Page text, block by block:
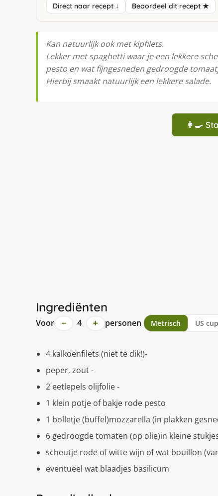
Direct naar recept ↓ Beoordeel dit recept ★
Kan natuurlijk ook met kipfilets.
Lekker met spaghetti waar je een lekkere
pesto en wat fijngesneden gedroogde
Hierbij smaakt natuurlijk een lekkere salade.
👩‍🍳
Ingrediënten
Voor − 4 + personen Metrisch US
4 kalkoenfilets (niet te dik!)-
peper, zout -
2 eetlepels olijfolie -
1 klein potje of bakje rode pesto
1 bolletje (buffel)mozzarella (in plakken
6 gedroogde tomaten (op olie)in kleine
scheutje rode of witte wijn of wat bouillon
eventueel wat blaadjes basilicum